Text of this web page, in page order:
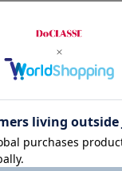
お店で試着する
する
size